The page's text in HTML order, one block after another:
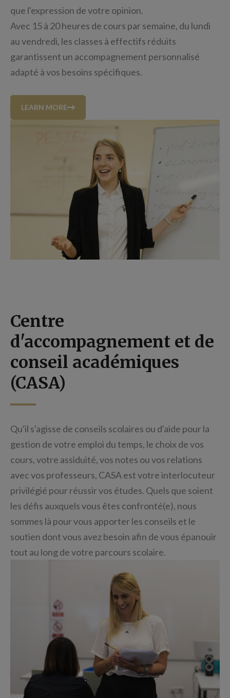
que l'expression de votre opinion.
Avec 15 à 20 heures de cours par semaine, du lundi
au vendredi, les classes à effectifs réduits
garantissent un accompagnement personnalisé
adapté à vos besoins spécifiques.
LEARN MORE
Centre
d'accompagnement et de
conseil académiques
(CASA)
Qu'il s'agisse de conseils scolaires ou d'aide pour la
gestion de votre emploi du temps, le choix de vos
cours, votre assiduité, vos notes ou vos relations
avec vos professeurs, CASA est votre interlocuteur
privilégié pour réussir vos études. Quels que soient
les défis auxquels vous êtes confronté(e), nous
sommes là pour vous apporter les conseils et le
soutien dont vous avez besoin afin de vous épanouir
tout au long de votre parcours scolaire.